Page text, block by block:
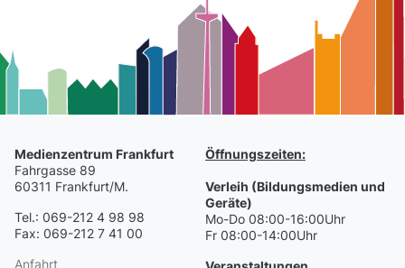
Medienzentrum Frankfurt
Fahrgasse 89
60311 Frankfurt/M.
Tel.: 069-212 4 98 98
Fax: 069-212 7 41 00
Anfahrt
Öffnungszeiten:
Verleih (Bildungsmedien und
Geräte)
Mo-Do 08:00-16:00Uhr
Fr 08:00-14:00Uhr